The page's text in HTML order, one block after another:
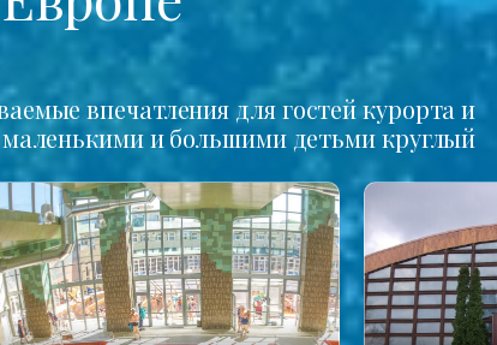
впечатления для гостей курорта и
и большими детьми круглый